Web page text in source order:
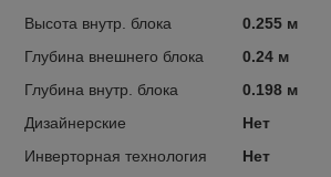
Высота внутр. блока
0.255 м
Глубина внешнего блока
0.24 м
Глубина внутр. блока
0.198 м
Дизайнерские
Нет
Инверторная технология
Нет